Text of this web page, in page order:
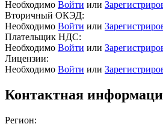
Необходимо Войти или
Вторичный ОКЭД:
Необходимо Войти или
Плательщик НДС:
Необходимо Войти или
Лицензии:
Необходимо Войти или
Контактная
Регион: